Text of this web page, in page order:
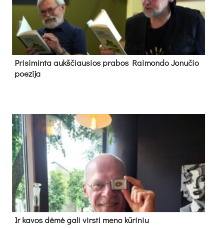
Pri­si­min­ta aukš­čiau­sios pra­bos Rai­mon­do Jo­nu­čio
poe­zi­ja
Ir ka­vos dė­mė ga­li virs­ti me­no kū­ri­niu